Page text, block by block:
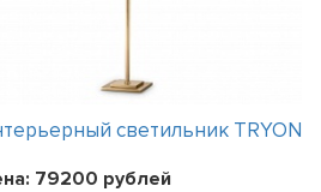
светильник TRYON
79200 рублей